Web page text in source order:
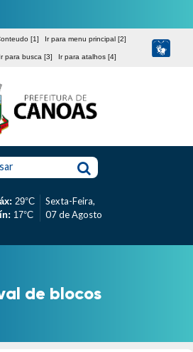
[1] Ir para menu principal [2]
Ir para busca [3] Ir para atalhos [4]
29°C
17°C
Sexta-Feira,
07 de Agosto
de blocos